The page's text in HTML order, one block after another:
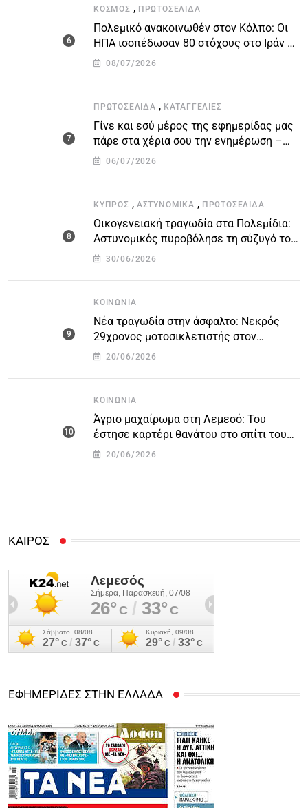
ΚΌΣΜΟΣ , ΠΡΩΤΟΣΈΛΙΔΑ
Πολεμικό ανακοινωθέν στον Κόλπο: Οι
ΗΠΑ ισοπέδωσαν 80 στόχους στο Ιράν –
Μπαράζ επιθέσεων σε αμερικανικές
08/07/2026
ΠΡΩΤΟΣΈΛΙΔΑ , ΚΑΤΑΓΓΕΛΙΕΣ
Γίνε και εσύ μέρος της εφημερίδας μας
πάρε στα χέρια σου την ενημέρωση –
στείλε το δικό σου άρθρο την δική σου
06/07/2026
ΚΎΠΡΟΣ , ΑΣΤΥΝΟΜΙΚΆ , ΠΡΩΤΟΣΈΛΙΔΑ
Οικογενειακή τραγωδία στα Πολεμίδια:
Αστυνομικός πυροβόλησε τη σύζυγό του
και αυτοκτόνησε
30/06/2026
ΚΟΙΝΩΝΊΑ
Νέα τραγωδία στην άσφαλτο: Νεκρός
29χρονος μοτοσικλετιστής στον
αυτοκινητόδρομο Πάφου – Λεμεσού
20/06/2026
ΚΟΙΝΩΝΊΑ
Άγριο μαχαίρωμα στη Λεμεσό: Του
έστησε καρτέρι θανάτου στο σπίτι του
για προσωπικές διαφορές – Στο
20/06/2026
ΚΑΙΡΟΣ
ΕΦΗΜΕΡΙΔΕΣ ΣΤΗΝ ΕΛΛΑΔΑ